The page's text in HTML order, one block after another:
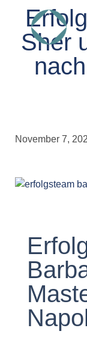
Sher
November 7,